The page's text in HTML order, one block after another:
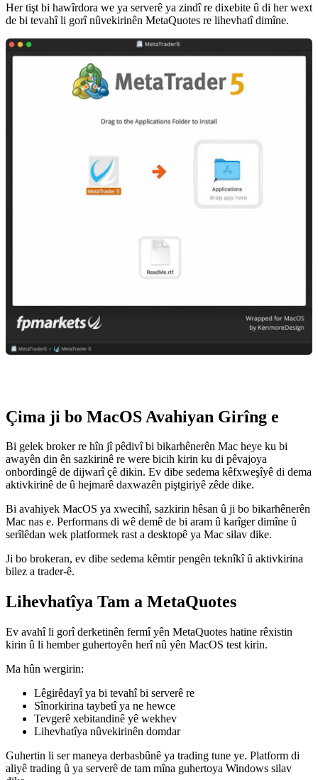
Her tişt bi hawîrdora we ya serverê ya zindî re dixebite û di her wext
de bi tevahî li gorî nûvekirinên MetaQuotes re lihevhatî dimîne.
Çima ji bo MacOS Avahiyan Girîng e
Bi gelek broker re hîn jî pêdivî bi bikarhênerên Mac heye ku bi
awayên din ên sazkirinê re were bicih kirin ku di pêvajoya
onbordingê de dijwarî çê dikin. Ev dibe sedema kêfxweşîyê di dema
aktivkirinê de û hejmarê daxwazên piştgiriyê zêde dike.
Bi avahiyek MacOS ya xwecihî, sazkirin hêsan û ji bo bikarhênerên
Mac nas e. Performans di wê demê de bi aram û karîger dimîne û
serîlêdan wek platformek rast a desktopê ya Mac silav dike.
Ji bo brokeran, ev dibe sedema kêmtir pengên teknîkî û aktivkirina
bilez a trader-ê.
Lihevhatîya Tam a MetaQuotes
Ev avahî li gorî derketinên fermî yên MetaQuotes hatine rêxistin
kirin û li hember guhertoyên herî nû yên MacOS test kirin.
Ma hûn wergirin:
Lêgirêdayî ya bi tevahî bi serverê re
Sînorkirina taybetî ya ne hewce
Tevgerê xebitandinê yê wekhev
Lihevhatîya nûvekirinên domdar
Guhertin li ser maneya derbasbûnê ya trading tune ye. Platform di
aliyê trading û ya serverê de tam mîna guhertoya Windows silav